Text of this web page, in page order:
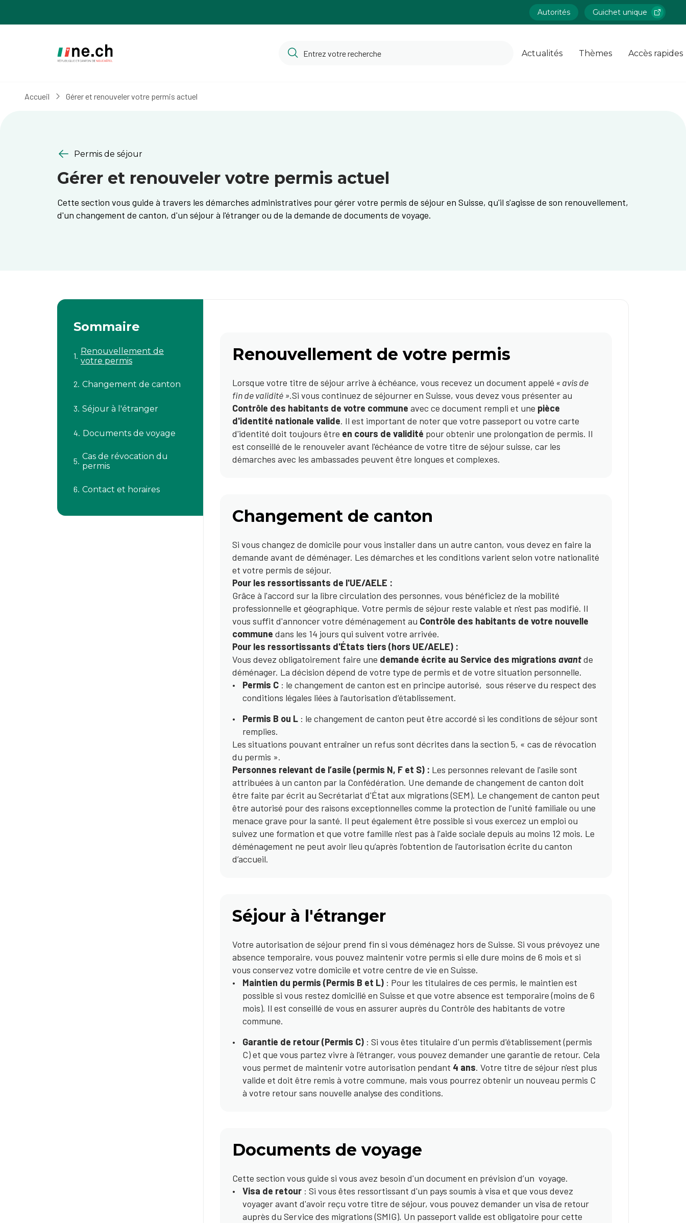
Autorités Guichet unique
Actualités Thèmes Accès rapides
Accueil Gérer et renouveler votre permis actuel
Permis de séjour
Gérer et renouveler votre permis actuel
Cette section vous guide à travers les démarches administratives pour gérer votre permis de séjour en Suisse, qu'il s'agisse de son renouvellement,
d'un changement de canton, d'un séjour à l'étranger ou de la demande de documents de voyage.
Sommaire
Renouvellement de
votre permis
Changement de canton
Séjour à l'étranger
Documents de voyage
Cas de révocation du
permis
Contact et horaires
Renouvellement de votre permis
Lorsque votre titre de séjour arrive à échéance, vous recevez un document appelé « avis de
fin de validité ».Si vous continuez de séjourner en Suisse, vous devez vous présenter au
Contrôle des habitants de votre commune avec ce document rempli et une pièce
d'identité nationale valide. Il est important de noter que votre passeport ou votre carte
d'identité doit toujours être en cours de validité pour obtenir une prolongation de permis. Il
est conseillé de le renouveler avant l'échéance de votre titre de séjour suisse, car les
démarches avec les ambassades peuvent être longues et complexes.
Changement de canton
Si vous changez de domicile pour vous installer dans un autre canton, vous devez en faire la
demande avant de déménager. Les démarches et les conditions varient selon votre nationalité
et votre permis de séjour.
Pour les ressortissants de l'UE/AELE :
Grâce à l'accord sur la libre circulation des personnes, vous bénéficiez de la mobilité
professionnelle et géographique. Votre permis de séjour reste valable et n'est pas modifié. Il
vous suffit d'annoncer votre déménagement au Contrôle des habitants de votre nouvelle
commune dans les 14 jours qui suivent votre arrivée.
Pour les ressortissants d'États tiers (hors UE/AELE) :
Vous devez obligatoirement faire une demande écrite au Service des migrations avantde
déménager. La décision dépend de votre type de permis et de votre situation personnelle.
Permis C : le changement de canton est en principe autorisé, sous réserve du respect des
conditions légales liées à l’autorisation d’établissement.
Permis B ou L : le changement de canton peut être accordé si les conditions de séjour sont
remplies.
Les situations pouvant entraîner un refus sont décrites dans la section 5, « cas de révocation
du permis ».
Personnes relevant de l’asile (permis N, F et S) : Les personnes relevant de l'asile sont
attribuées à un canton par la Confédération. Une demande de changement de canton doit
être faite par écrit au Secrétariat d'État aux migrations (SEM). Le changement de canton peut
être autorisé pour des raisons exceptionnelles comme la protection de l'unité familiale ou une
menace grave pour la santé. Il peut également être possible si vous exercez un emploi ou
suivez une formation et que votre famille n'est pas à l'aide sociale depuis au moins 12 mois. Le
déménagement ne peut avoir lieu qu’après l’obtention de l’autorisation écrite du canton
d’accueil.
Séjour à l'étranger
Votre autorisation de séjour prend fin si vous déménagez hors de Suisse. Si vous prévoyez une
absence temporaire, vous pouvez maintenir votre permis si elle dure moins de 6 mois et si
vous conservez votre domicile et votre centre de vie en Suisse.
Maintien du permis (Permis B et L) : Pour les titulaires de ces permis, le maintien est
possible si vous restez domicilié en Suisse et que votre absence est temporaire (moins de 6
mois). Il est conseillé de vous en assurer auprès du Contrôle des habitants de votre
commune.
Garantie de retour (Permis C) : Si vous êtes titulaire d'un permis d'établissement (permis
C) et que vous partez vivre à l'étranger, vous pouvez demander une garantie de retour. Cela
vous permet de maintenir votre autorisation pendant 4 ans. Votre titre de séjour n'est plus
valide et doit être remis à votre commune, mais vous pourrez obtenir un nouveau permis C
à votre retour sans nouvelle analyse des conditions.
Documents de voyage
Cette section vous guide si vous avez besoin d'un document en prévision d’un voyage.
Visa de retour : Si vous êtes ressortissant d'un pays soumis à visa et que vous devez
voyager avant d'avoir reçu votre titre de séjour, vous pouvez demander un visa de retour
auprès du Service des migrations (SMIG). Un passeport valide est obligatoire pour cette